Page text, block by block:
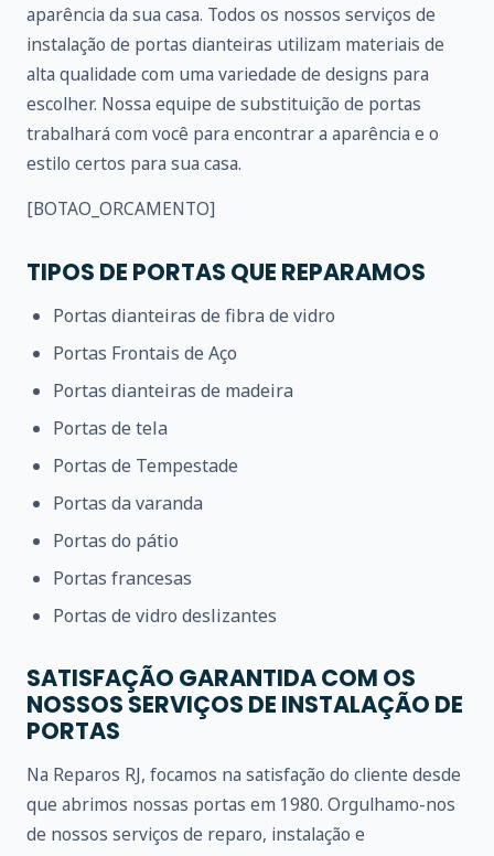
aparência da sua casa. Todos os nossos serviços de
instalação de portas dianteiras utilizam materiais de
alta qualidade com uma variedade de designs para
escolher. Nossa equipe de substituição de portas
trabalhará com você para encontrar a aparência e o
estilo certos para sua casa.
[BOTAO_ORCAMENTO]
TIPOS DE PORTAS QUE REPARAMOS
Portas dianteiras de fibra de vidro
Portas Frontais de Aço
Portas dianteiras de madeira
Portas de tela
Portas de Tempestade
Portas da varanda
Portas do pátio
Portas francesas
Portas de vidro deslizantes
SATISFAÇÃO GARANTIDA COM OS
NOSSOS SERVIÇOS DE INSTALAÇÃO DE
PORTAS
Na Reparos RJ, focamos na satisfação do cliente desde
que abrimos nossas portas em 1980. Orgulhamo-nos
de nossos serviços de reparo, instalação e